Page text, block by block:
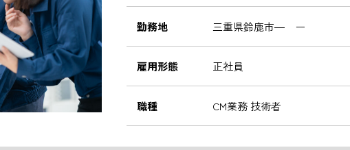
勤務地 三重県鈴鹿市― ー
雇用形態 正社員
職種 CM業務 技術者